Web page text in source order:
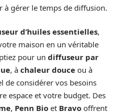
à gérer le temps de diffusion.
d’huiles essentielles,
maison en un véritable
pour un diffuseur par
, à chaleur douce ou à
de considérer vos besoins
espace et votre budget. Des
, Penn Bio et Bravo offrent